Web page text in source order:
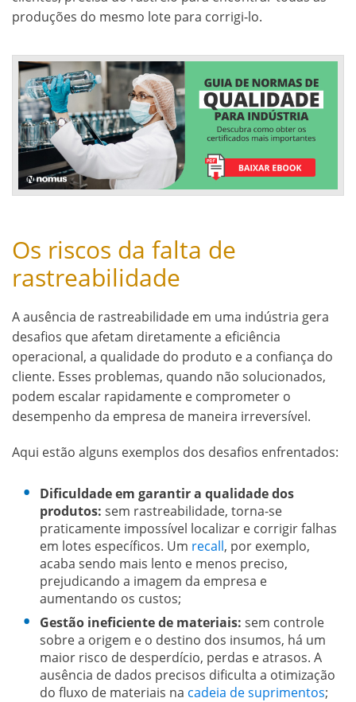
produções do mesmo lote para corrigi-lo.
Os riscos da falta de
rastreabilidade
A ausência de rastreabilidade em uma indústria gera
desafios que afetam diretamente a eficiência
operacional, a qualidade do produto e a confiança do
cliente. Esses problemas, quando não solucionados,
podem escalar rapidamente e comprometer o
desempenho da empresa de maneira irreversível.
Aqui estão alguns exemplos dos desafios enfrentados:
Dificuldade em garantir a qualidade dos
produtos: sem rastreabilidade, torna-se
praticamente impossível localizar e corrigir falhas
em lotes específicos. Um recall, por exemplo,
acaba sendo mais lento e menos preciso,
prejudicando a imagem da empresa e
aumentando os custos;
Gestão ineficiente de materiais: sem controle
sobre a origem e o destino dos insumos, há um
maior risco de desperdício, perdas e atrasos. A
ausência de dados precisos dificulta a otimização
do fluxo de materiais na cadeia de suprimentos;